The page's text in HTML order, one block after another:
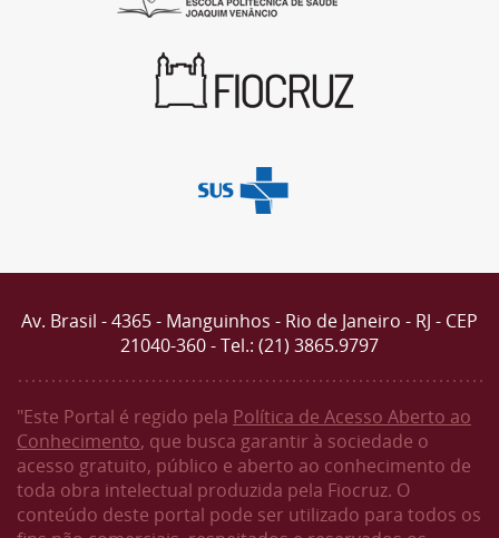
Av. Brasil - 4365 - Manguinhos - Rio de Janeiro - RJ - CEP
21040-360 - Tel.: (21) 3865.9797
"Este Portal é regido pela Política de Acesso Aberto ao
Conhecimento, que busca garantir à sociedade o
acesso gratuito, público e aberto ao conhecimento de
toda obra intelectual produzida pela Fiocruz. O
conteúdo deste portal pode ser utilizado para todos os